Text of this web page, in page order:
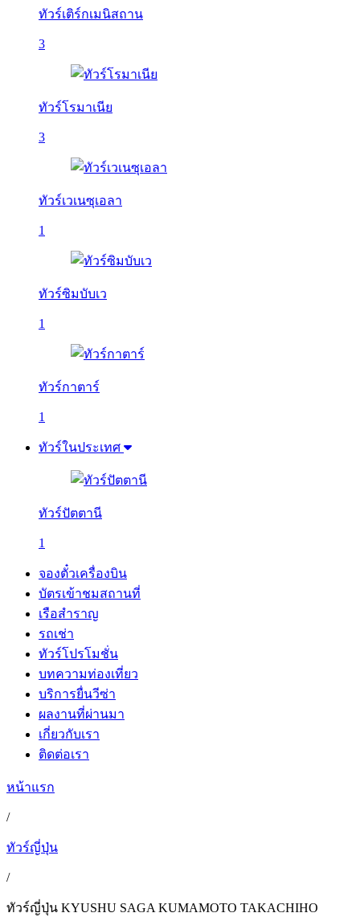
ทัวร์เติร์กเมนิสถาน
3
ทัวร์โรมาเนีย
3
ทัวร์เวเนซุเอลา
1
ทัวร์ซิมบับเว
1
ทัวร์กาตาร์
1
ทัวร์ในประเทศ
ทัวร์ปัตตานี
1
จองตั๋วเครื่องบิน
บัตรเข้าชมสถานที่
เรือสำราญ
รถเช่า
ทัวร์โปรโมชั่น
บทความท่องเที่ยว
บริการยื่นวีซ่า
ผลงานที่ผ่านมา
เกี่ยวกับเรา
ติดต่อเรา
หน้าแรก
/
ทัวร์ญี่ปุ่น
/
ทัวร์ญี่ปุ่น KYUSHU SAGA KUMAMOTO TAKACHIHO